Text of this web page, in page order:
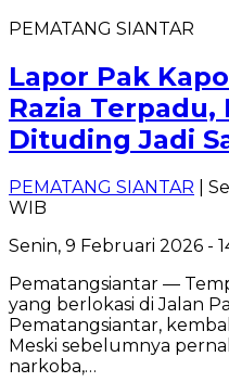
PEMATANG SIANTAR
Lapor Pak
Razia Terpadu,
Dituding Jadi
PEMATANG SIANTAR |
WIB
Senin, 9 Februari 2026 -
Pematangsiantar —
yang berlokasi di Jalan
Pematangsiantar,
Meski sebelumnya
narkoba,…